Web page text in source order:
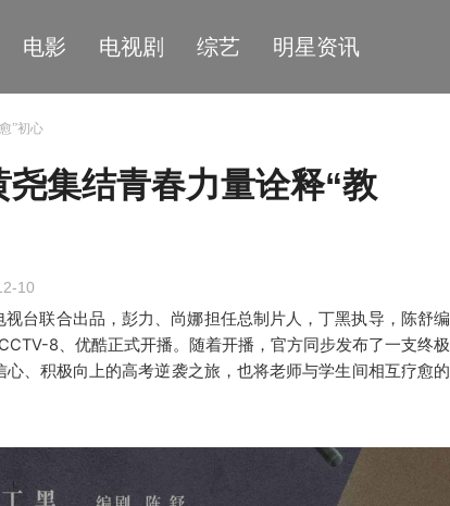
电影 电视剧 综艺 明星资讯
”初心
尧集结青春力量诠释“教
10
台联合出品，彭力、尚娜担任总制片人，丁黑执导，陈舒编
CCTV-8、 优酷正式开播。 随着开播，官方同步发布了一支终极
、积极向上的高考逆袭之旅，也将老师与学生间相互疗愈的